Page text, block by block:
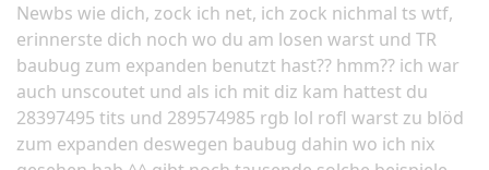
Newbs wie dich, zock ich net, ich zock nichmal ts wtf,
erinnerste dich noch wo du am losen warst und TR
baubug zum expanden benutzt hast?? hmm?? ich war
auch unscoutet und als ich mit diz kam hattest du
28397495 tits und 289574985 rgb lol rofl warst zu blöd
zum expanden deswegen baubug dahin wo ich nix